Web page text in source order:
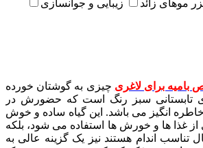
موهای زائد
زیبایی و جوانسازی
بامیه برای لاغری چیزی به گوشتان خورده
تابستانی سبز رنگ است که حضورش در
خاطره انگیز می باشد. این گیاه ساده و خوش
از غذا ها و خورش ها استفاده می شود، بلکه
تناسب اندام هستند نیز یک گزینه عالی به